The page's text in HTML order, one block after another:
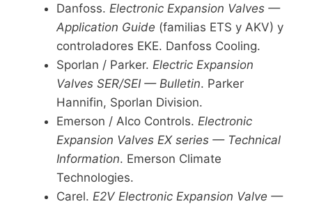
Danfoss. Electronic Expansion Valves —
Application Guide (familias ETS y AKV) y
controladores EKE. Danfoss Cooling.
Sporlan / Parker. Electric Expansion
Valves SER/SEI — Bulletin. Parker
Hannifin, Sporlan Division.
Emerson / Alco Controls. Electronic
Expansion Valves EX series — Technical
Information. Emerson Climate
Technologies.
Carel. E2V Electronic Expansion Valve —